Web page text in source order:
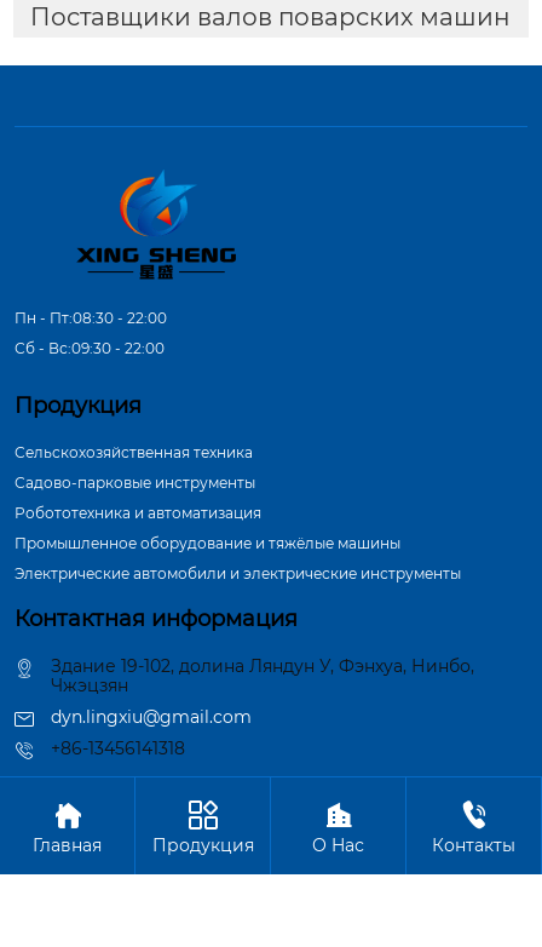
Поставщики валов поварских машин
Пн - Пт:08:30 - 22:00
Сб - Вс:09:30 - 22:00
Продукция
Сельскохозяйственная техника
Садово-парковые инструменты
Робототехника и автоматизация
Промышленное оборудование и тяжёлые машины
Электрические автомобили и электрические инструменты
Контактная информация
Здание 19-102, долина Ляндун У, Фэнхуа, Нинбо,
Чжэцзян
dyn.lingxiu@gmail.com
+86-13456141318
Авторское право©ООО Нинбо Синшэн Шафт Индастри

Главная

Продукция

О Hас

Контакты